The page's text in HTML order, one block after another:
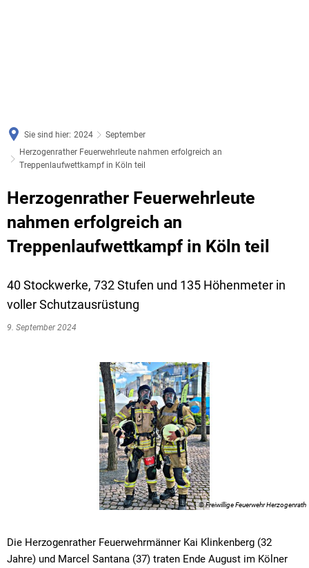
Sie sind hier: 2024
September
Herzogenrather Feuerwehrleute nahmen erfolgreich an
Treppenlaufwettkampf in Köln teil
Herzogenrather Feuerwehrleute
nahmen erfolgreich an
Treppenlaufwettkampf in Köln teil
40 Stockwerke, 732 Stufen und 135 Höhenmeter in
voller Schutzausrüstung
9. September 2024
© Freiwillige Feuerwehr Herzogenrath
Die Herzogenrather Feuerwehrmänner Kai Klinkenberg (32
Jahre) und Marcel Santana (37) traten Ende August im Kölner